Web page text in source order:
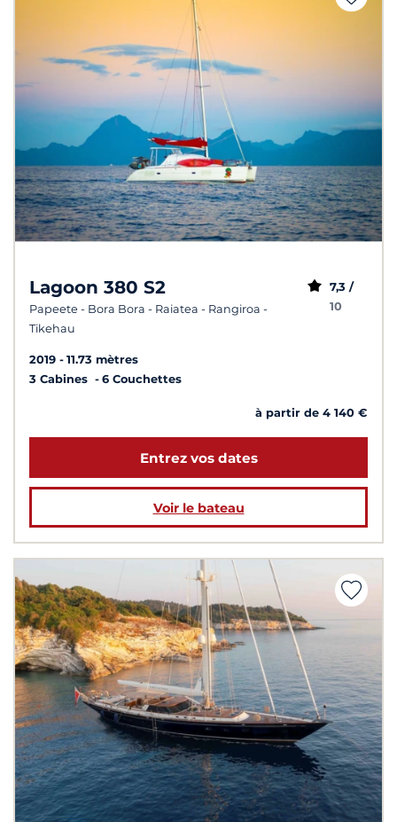
Lagoon 380 S2
Papeete - Bora Bora - Raiatea - Rangiroa -
Tikehau
7,3 /
10
2019
11.73 mètres
3 Cabines
6 Couchettes
à partir de 4 140 €
Entrez vos dates
Voir le bateau